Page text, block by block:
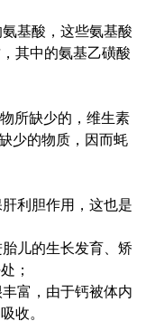
基酸，这些氨基酸
其中的氨基乙磺酸
所缺少的，维生素
少的物质，因而蚝
利胆作用，这也是
儿的生长发育、矫
；
富，由于钙被体内
收。